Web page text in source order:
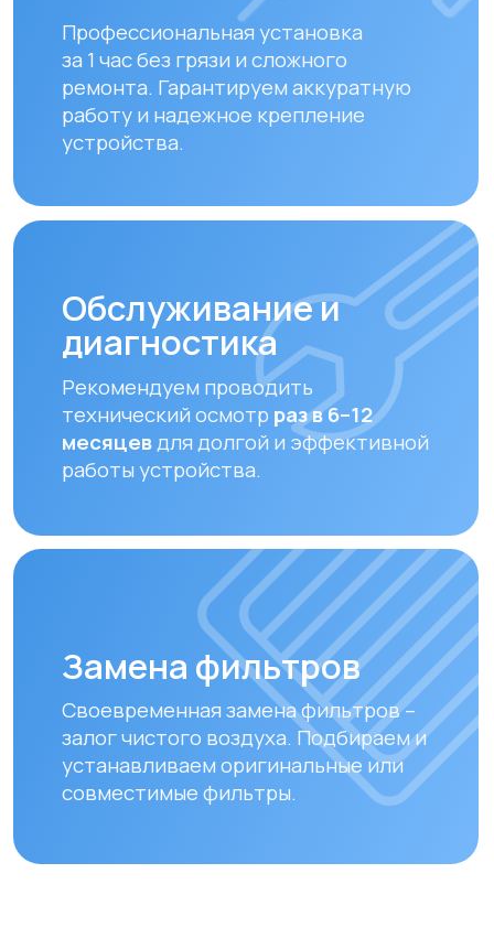
Рекомендуем проводить
технический осмотрраз в 6–12
месяцевдля долгой и эффективной
работы устройства.
залог чистого воздуха. Подбираем и
устанавливаем оригинальные или
совместимые фильтры.
Оплата и доставка
Оплата
Доставка осуществляется после
полной предоплаты заказа.
следующими способами:
Мы предлагаем удобные способы оплаты
и быструю доставку для наших клиентов
в Алматы и по всему Казахстану